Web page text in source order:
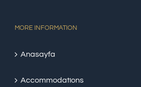
MORE INFORMATION
Anasayfa
Accommodations